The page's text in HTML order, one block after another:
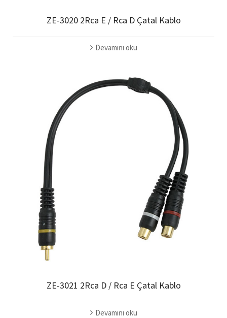
ZE-3020 2Rca E / Rca D Çatal Kablo
Devamını oku
ZE-3021 2Rca D / Rca E Çatal Kablo
Devamını oku